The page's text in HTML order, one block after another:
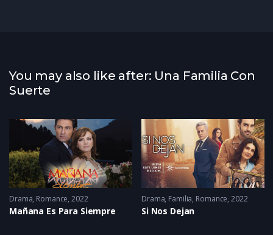
You may also like after: Una Familia Con
Suerte
Drama, Romance 2022
Mañana Es Para Siempre
Drama, Familia, Romance 2022
Si Nos Dejan